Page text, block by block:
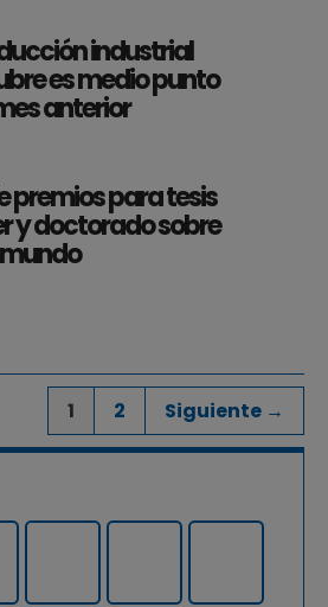
industrial
es medio punto
anterior
premios para tesis
y doctorado sobre
1 2 Siguiente →